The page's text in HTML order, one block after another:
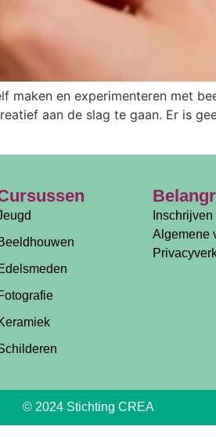
maken en experimenteren met
aan de slag te gaan. Er is
Inschrijven
Algemene
© 2024 Stichting CREA